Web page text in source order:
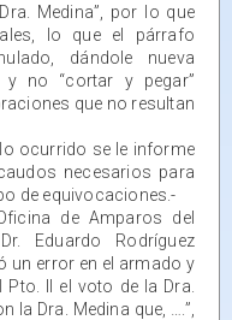
Medina”, por lo que
lo que el párrafo
dándole nueva
y no “cortar y pegar”
que no resultan
ocurrido se le informe
necesarios para
de equivocaciones.-
de Amparos del
Eduardo Rodríguez
un error en el armado y
II el voto de la Dra.
la Dra. Medina que, ….”,